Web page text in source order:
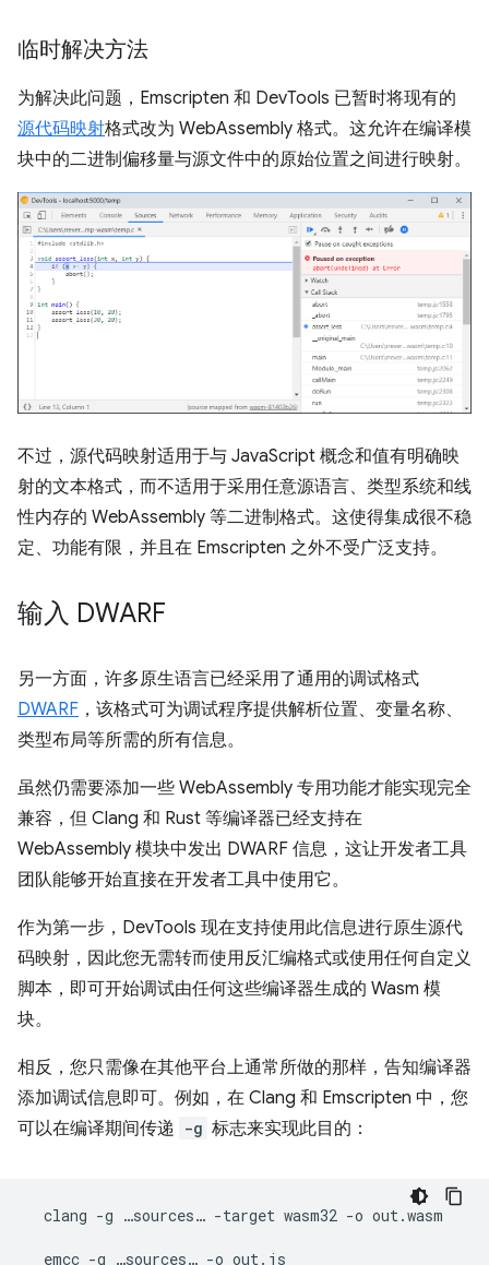
临时解决方法
为解决此问题，Emscripten 和 DevTools 已暂时将现有的
源代码映射格式改为 WebAssembly 格式。这允许在编译模
块中的二进制偏移量与源文件中的原始位置之间进行映射。
不过，源代码映射适用于与 JavaScript 概念和值有明确映
射的文本格式，而不适用于采用任意源语言、类型系统和线
性内存的 WebAssembly 等二进制格式。这使得集成很不稳
定、功能有限，并且在 Emscripten 之外不受广泛支持。
输入 DWARF
另一方面，许多原生语言已经采用了通用的调试格式
DWARF ，该格式可为调试程序提供解析位置、变量名称、
类型布局等所需的所有信息。
虽然仍需要添加一些 WebAssembly 专用功能才能实现完全
兼容，但 Clang 和 Rust 等编译器已经支持在
WebAssembly 模块中发出 DWARF 信息，这让开发者工具
团队能够开始直接在开发者工具中使用它。
作为第一步，DevTools 现在支持使用此信息进行原生源代
码映射，因此您无需转而使用反汇编格式或使用任何自定义
脚本，即可开始调试由任何这些编译器生成的 Wasm 模
块。
相反，您只需像在其他平台上通常所做的那样，告知编译器
添加调试信息即可。例如，在 Clang 和 Emscripten 中，您
可以在编译期间传递 -g 标志来实现此目的：
clang -g …sources… -target wasm32 -o out.wasm
emcc -g …sources… -o